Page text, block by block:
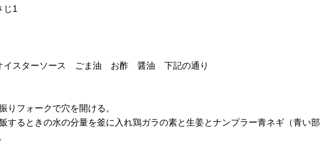
じ1
イスターソース ごま油 お酢 醤油 下記の通り
りフォークで穴を開ける。
するときの水の分量を釜に入れ鶏ガラの素と生姜とナンプラー青ネギ（青い部